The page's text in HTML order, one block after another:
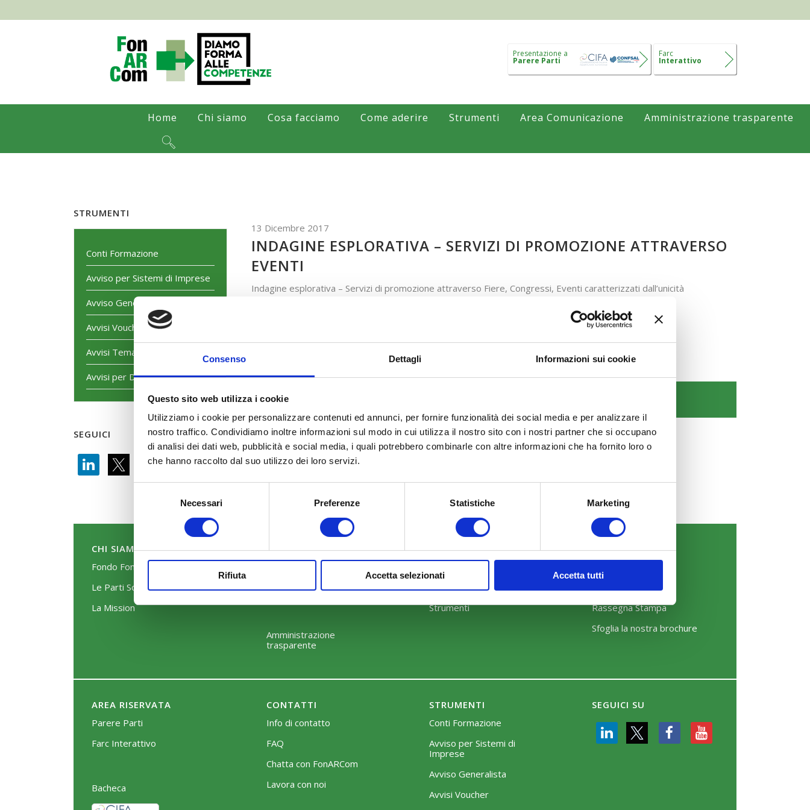
Consenso Dettagli Informazioni sui cookie
Questo sito web utilizza i cookie
Utilizziamo i cookie per personalizzare contenuti ed annunci, per fornire funzionalità dei social media e per analizzare il
nostro traffico. Condividiamo inoltre informazioni sul modo in cui utilizza il nostro sito con i nostri partner che si occupano
di analisi dei dati web, pubblicità e social media, i quali potrebbero combinarle con altre informazioni che ha fornito loro o
che hanno raccolto dal suo utilizzo dei loro servizi.
Necessari Preferenze Statistiche Marketing
Rifiuta Accetta selezionati Accetta tutti
Presentazione a
Parere Parti
Farc
Interattivo
Home Chi siamo Cosa facciamo Come aderire Strumenti Area Comunicazione Amministrazione trasparente
STRUMENTI
Conti Formazione
Avviso per Sistemi di Imprese
Avviso Generalista
Avvisi Voucher
Avvisi Tematici
Avvisi per Dirigenti
SEGUICI
13 Dicembre 2017
INDAGINE ESPLORATIVA – SERVIZI DI PROMOZIONE ATTRAVERSO
EVENTI
Indagine esplorativa – Servizi di promozione attraverso Fiere, Congressi, Eventi caratterizzati dall’unicità
DOCUMENTAZIONE
Indagine esplorativa attraverso fiere congressi eventi
Allegato A
Allegato B
CHI SIAMO
Fondo FonARCom
Le Parti Sociali
La Mission
COSA FACCIAMO
Il Funzionamento
Amministrazione
trasparente
COME ADERIRE
Mobilità e Portabilità
Strumenti
COMUNICAZIONI
Rassegna Stampa
Sfoglia la nostra brochure
AREA RISERVATA
Parere Parti
Farc Interattivo
Bacheca
CONTATTI
Info di contatto
FAQ
Chatta con FonARCom
Lavora con noi
STRUMENTI
Conti Formazione
Avviso per Sistemi di
Imprese
Avviso Generalista
Avvisi Voucher
SEGUICI SU